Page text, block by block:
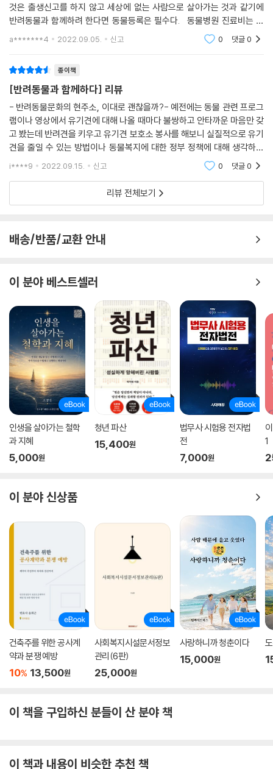
것은 출생신고를 하지 않고 세상에 없는 사람으로 살아가는 것과 같기에
반려동물과 함께하려 한다면 동물등록은 필수다. 동물병원 진료비는 비
싼게 아니다. 우리가 동물병원이 비싸다고 생각하는 것은 '비교적'으로 생
a*******4 2022.09.05. 신고 0 댓글0
종이책
[반려동물과 함께하다] 리뷰
- 반려동물문화의 현주소, 이대로 괜찮을까?- 예전에는 동물 관련 프로그
램이나 영상에서 유기견에 대해 나올 때마다 불쌍하고 안타까운 마음만 갖
고 봤는데 반려견을 키우고 유기견 보호소 봉사를 해보니 실질적으로 유기
견을 줄일 수 있는 방법이나 동물복지에 대한 정부 정책에 대해 생각하게
되었다. 그러던 중 막상 생각만 하고 있던 것들과 평소 궁금했던 것들에 대
i****9 2022.09.15. 신고 0 댓글0
리뷰 전체보기
배송/반품/교환 안내
이 분야 베스트셀러
인생을 살아가는 철학
과 지혜
5,000원
청년 파산
15,400원
법무사 시험용 전자법
전
7,000원
1
이 분야 신상품
건축주를 위한 공사계
약과 분쟁 예방
10% 13,500원
사회복지시설문서정보
관리(6판)
25,000원
사랑하니까 청춘이다
15,000원
이 책을 구입하신 분들이 산 분야 책
이 책과 내용이 비슷한 추천 책